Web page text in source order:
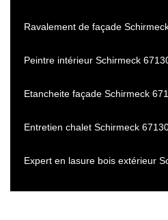
Ravalement de façade
Peintre intérieur Schirmeck
Etancheite façade Schirmeck
Entretien chalet Schirmeck
Expert en lasure bois extérieur